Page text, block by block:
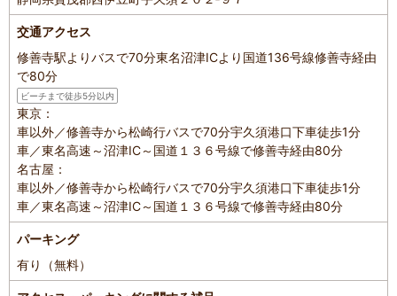
交通アクセス
修善寺駅よりバスで70分東名沼津ICより国道136号線修善寺経由
で80分
ビーチまで徒歩5分以内
東京：
車以外／修善寺から松崎行バスで70分宇久須港口下車徒歩1分
車／東名高速～沼津IC～国道１３６号線で修善寺経由80分
名古屋：
車以外／修善寺から松崎行バスで70分宇久須港口下車徒歩1分
車／東名高速～沼津IC～国道１３６号線で修善寺経由80分
パーキング
有り（無料）